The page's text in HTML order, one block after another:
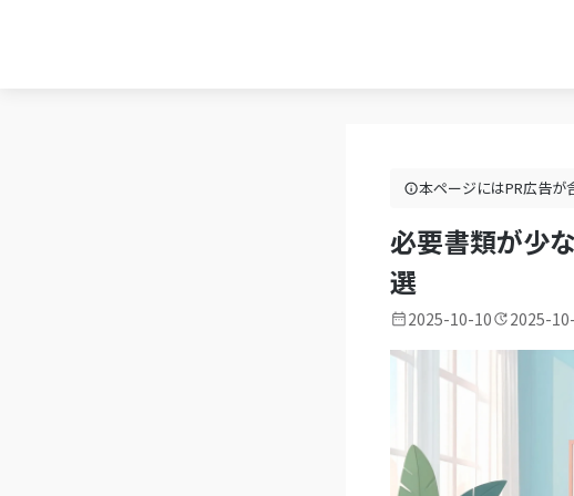
本ページにはPR広告が
必要書類が少
選
2025-10-10 2025-